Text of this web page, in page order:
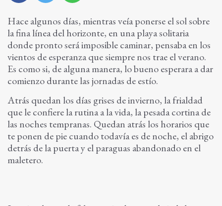
Hace algunos días, mientras veía ponerse el sol sobre
la fina línea del horizonte, en una playa solitaria
donde pronto será imposible caminar, pensaba en los
vientos de esperanza que siempre nos trae el verano.
Es como si, de alguna manera, lo bueno esperara a dar
comienzo durante las jornadas de estío.
Atrás quedan los días grises de invierno, la frialdad
que le confiere la rutina a la vida, la pesada cortina de
las noches tempranas. Quedan atrás los horarios que
te ponen de pie cuando todavía es de noche, el abrigo
detrás de la puerta y el paraguas abandonado en el
maletero.